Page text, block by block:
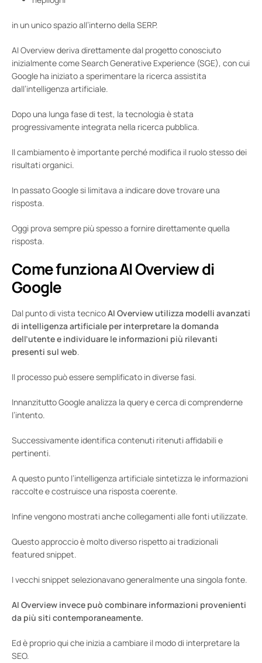
in un unico spazio all’interno della SERP.
AI Overview deriva direttamente dal progetto conosciuto
inizialmente come Search Generative Experience (SGE), con cui
Google ha iniziato a sperimentare la ricerca assistita
dall’intelligenza artificiale.
Dopo una lunga fase di test, la tecnologia è stata
progressivamente integrata nella ricerca pubblica.
Il cambiamento è importante perché modifica il ruolo stesso dei
risultati organici.
In passato Google si limitava a indicare dove trovare una
risposta.
Oggi prova sempre più spesso a fornire direttamente quella
risposta.
Come funziona AI Overview di
Google
Dal punto di vista tecnicoAI Overview utilizza modelli avanzati
di intelligenza artificiale per interpretare la domanda
dell’utente e individuare le informazioni più rilevanti
presenti sul web.
Il processo può essere semplificato in diverse fasi.
Innanzitutto Google analizza la query e cerca di comprenderne
l’intento.
Successivamente identifica contenuti ritenuti affidabili e
pertinenti.
A questo punto l’intelligenza artificiale sintetizza le informazioni
raccolte e costruisce una risposta coerente.
Infine vengono mostrati anche collegamenti alle fonti utilizzate.
Questo approccio è molto diverso rispetto ai tradizionali
featured snippet.
I vecchi snippet selezionavano generalmente una singola fonte.
AI Overview invece può combinare informazioni provenienti
da più siti contemporaneamente.
Ed è proprio qui che inizia a cambiare il modo di interpretare la
SEO.